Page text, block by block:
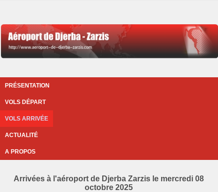
PRÉSENTATION
VOLS DÉPART
VOLS ARRIVÉE
ACTUALITÉ
A PROPOS
Arrivées à l'aéroport de Djerba Zarzis le mercredi 08
octobre 2025